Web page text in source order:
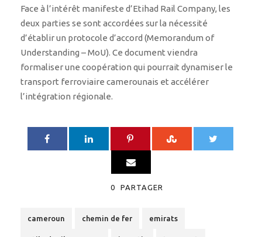
Face à l’intérêt manifeste d’Etihad Rail Company, les
deux parties se sont accordées sur la nécessité
d’établir un protocole d’accord (Memorandum of
Understanding – MoU). Ce document viendra
formaliser une coopération qui pourrait dynamiser le
transport ferroviaire camerounais et accélérer
l’intégration régionale.
0 PARTAGER
cameroun chemin de fer emirats